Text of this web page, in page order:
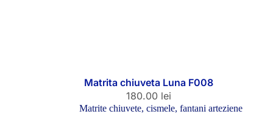
Matrita chiuveta Luna F008
180.00 lei
Matrite chiuvete, cismele, fantani arteziene